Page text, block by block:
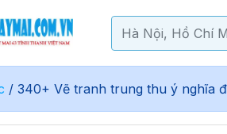
/ 340+ Vẽ tranh trung thu ý nghĩa